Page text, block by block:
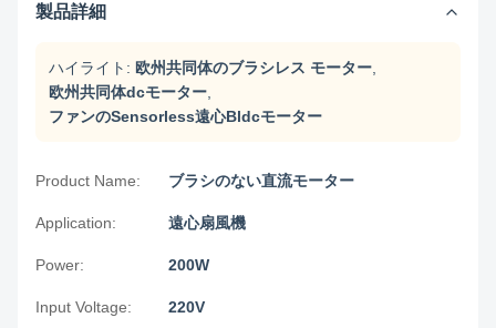
製品詳細
ハイライト: 欧州共同体のブラシレス モーター
欧州共同体dcモーター
ファンのSensorless遠心Bldcモーター
Product Name: ブラシのない直流モーター
Application: 遠心扇風機
Power: 200W
Input Voltage: 220V